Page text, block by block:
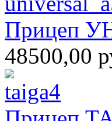
Прицеп
48500,00